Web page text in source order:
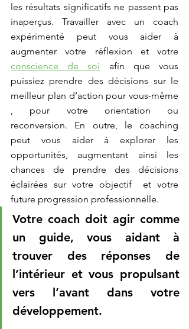
les résultats significatifs ne passent pas
inaperçus. Travailler avec un coach
expérimenté peut vous aider à
conscience de soi afin que vous
puissiez prendre des décisions sur le
meilleur plan d’action pour vous-même
, pour votre orientation ou
reconversion. En outre, le coaching
peut vous aider à explorer les
opportunités, augmentant ainsi les
chances de prendre des décisions
éclairées sur votre objectif  et votre
future progression professionnelle.
Votre coach doit agir comme
un guide, vous aidant à
trouver des réponses de
l’intérieur et vous propulsant
vers l’avant dans votre
développement.